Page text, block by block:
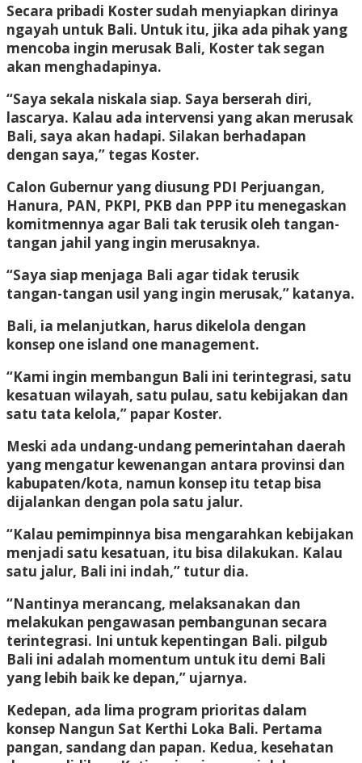
Secara pribadi Koster sudah menyiapkan dirinya
ngayah untuk Bali. Untuk itu, jika ada pihak yang
mencoba ingin merusak Bali, Koster tak segan
akan menghadapinya.
“Saya sekala niskala siap. Saya berserah diri,
lascarya. Kalau ada intervensi yang akan merusak
Bali, saya akan hadapi. Silakan berhadapan
dengan saya,” tegas Koster.
Calon Gubernur yang diusung PDI Perjuangan,
Hanura, PAN, PKPI, PKB dan PPP itu menegaskan
komitmennya agar Bali tak terusik oleh tangan-
tangan jahil yang ingin merusaknya.
“Saya siap menjaga Bali agar tidak terusik
tangan-tangan usil yang ingin merusak,” katanya.
Bali, ia melanjutkan, harus dikelola dengan
konsep one island one management.
“Kami ingin membangun Bali ini terintegrasi, satu
kesatuan wilayah, satu pulau, satu kebijakan dan
satu tata kelola,” papar Koster.
Meski ada undang-undang pemerintahan daerah
yang mengatur kewenangan antara provinsi dan
kabupaten/kota, namun konsep itu tetap bisa
dijalankan dengan pola satu jalur.
“Kalau pemimpinnya bisa mengarahkan kebijakan
menjadi satu kesatuan, itu bisa dilakukan. Kalau
satu jalur, Bali ini indah,” tutur dia.
“Nantinya merancang, melaksanakan dan
melakukan pengawasan pembangunan secara
terintegrasi. Ini untuk kepentingan Bali. pilgub
Bali ini adalah momentum untuk itu demi Bali
yang lebih baik ke depan,” ujarnya.
Kedepan, ada lima program prioritas dalam
konsep Nangun Sat Kerthi Loka Bali. Pertama
pangan, sandang dan papan. Kedua, kesehatan